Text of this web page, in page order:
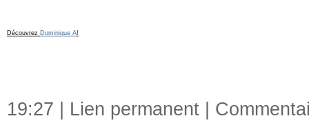
Découvrez Dominique A!
19:27 | Lien permanent